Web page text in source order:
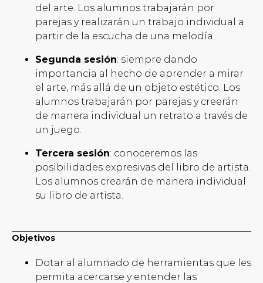
del arte. Los alumnos trabajarán por
parejas y realizarán un trabajo individual a
partir de la escucha de una melodía.
Segunda sesión: siempre dando
importancia al hecho de aprender a mirar
el arte, más allá de un objeto estético. Los
alumnos trabajarán por parejas y creerán
de manera individual un retrato a través de
un juego.
Tercera sesión: conoceremos las
posibilidades expresivas del libro de artista.
Los alumnos crearán de manera individual
su libro de artista.
Objetivos
Dotar al alumnado de herramientas que les
permita acercarse y entender las